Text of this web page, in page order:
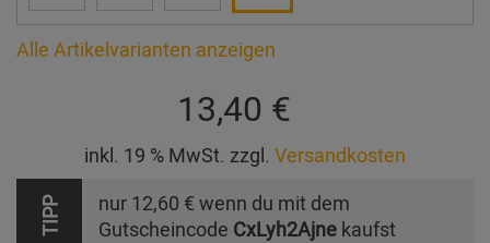
Alle Artikelvarianten anzeigen
13,40 €
inkl. 19 % MwSt. zzgl. Versandkosten
TIPP nur 12,60 € wenn du mit dem
Gutscheincode CxLyh2Ajne kaufst